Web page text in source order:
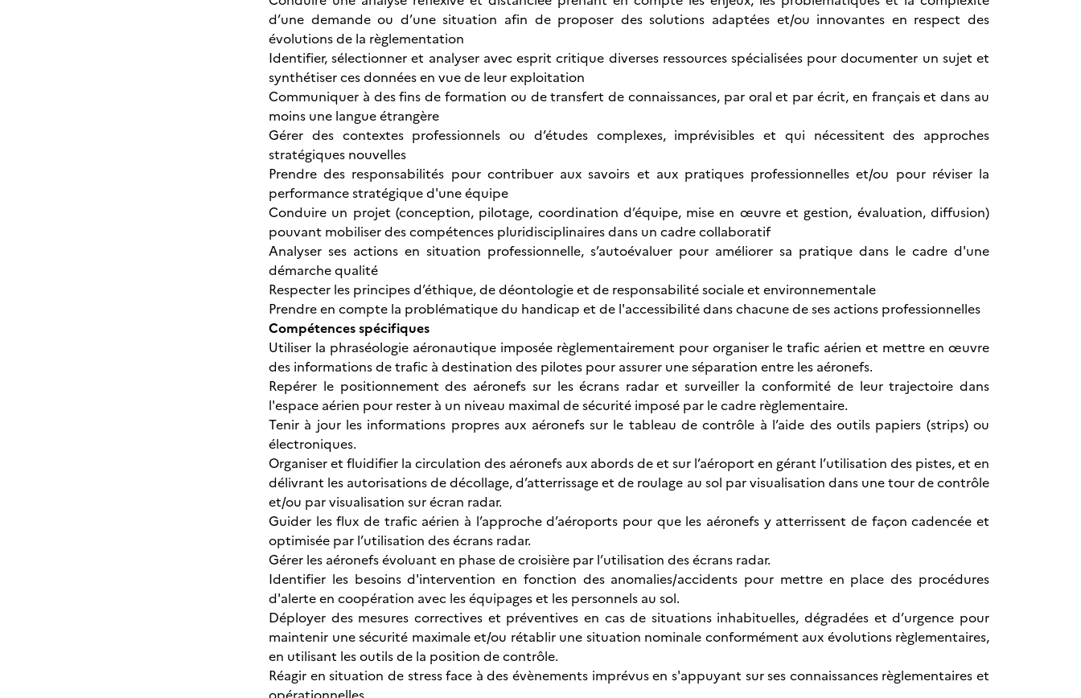
d’une demande ou d’une situation afin de proposer des solutions adaptées et/ou innovantes en respect des
évolutions de la règlementation
Identifier, sélectionner et analyser avec esprit critique diverses ressources spécialisées pour documenter un sujet et
synthétiser ces données en vue de leur exploitation
Communiquer à des fins de formation ou de transfert de connaissances, par oral et par écrit, en français et dans au
moins une langue étrangère
Gérer des contextes professionnels ou d’études complexes, imprévisibles et qui nécessitent des approches
stratégiques nouvelles
Prendre des responsabilités pour contribuer aux savoirs et aux pratiques professionnelles et/ou pour réviser la
performance stratégique d'une équipe
Conduire un projet (conception, pilotage, coordination d’équipe, mise en œuvre et gestion, évaluation, diffusion)
pouvant mobiliser des compétences pluridisciplinaires dans un cadre collaboratif
Analyser ses actions en situation professionnelle, s’autoévaluer pour améliorer sa pratique dans le cadre d'une
démarche qualité
Respecter les principes d’éthique, de déontologie et de responsabilité sociale et environnementale
Prendre en compte la problématique du handicap et de l'accessibilité dans chacune de ses actions professionnelles
Compétences spécifiques
Utiliser la phraséologie aéronautique imposée règlementairement pour organiser le trafic aérien et mettre en œuvre
des informations de trafic à destination des pilotes pour assurer une séparation entre les aéronefs.
Repérer le positionnement des aéronefs sur les écrans radar et surveiller la conformité de leur trajectoire dans
l'espace aérien pour rester à un niveau maximal de sécurité imposé par le cadre règlementaire.
Tenir à jour les informations propres aux aéronefs sur le tableau de contrôle à l’aide des outils papiers (strips) ou
électroniques.
Organiser et fluidifier la circulation des aéronefs aux abords de et sur l’aéroport en gérant l’utilisation des pistes, et en
délivrant les autorisations de décollage, d’atterrissage et de roulage au sol par visualisation dans une tour de contrôle
et/ou par visualisation sur écran radar.
Guider les flux de trafic aérien à l’approche d’aéroports pour que les aéronefs y atterrissent de façon cadencée et
optimisée par l’utilisation des écrans radar.
Gérer les aéronefs évoluant en phase de croisière par l’utilisation des écrans radar.
Identifier les besoins d'intervention en fonction des anomalies/accidents pour mettre en place des procédures
d'alerte en coopération avec les équipages et les personnels au sol.
Déployer des mesures correctives et préventives en cas de situations inhabituelles, dégradées et d’urgence pour
maintenir une sécurité maximale et/ou rétablir une situation nominale conformément aux évolutions règlementaires,
en utilisant les outils de la position de contrôle.
Réagir en situation de stress face à des évènements imprévus en s'appuyant sur ses connaissances règlementaires et